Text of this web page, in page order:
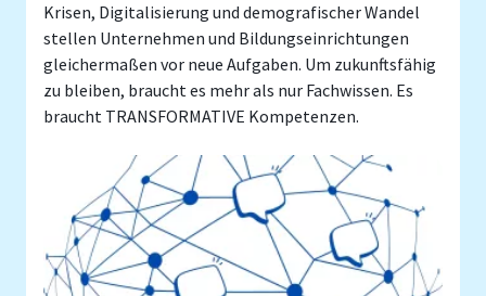
Krisen, Digitalisierung und demografischer Wandel
stellen Unternehmen und Bildungseinrichtungen
gleichermaßen vor neue Aufgaben. Um zukunftsfähig
zu bleiben, braucht es mehr als nur Fachwissen. Es
braucht TRANSFORMATIVE Kompetenzen.